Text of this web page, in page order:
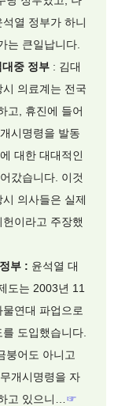
열 정부가 하니
는 큰일납니다.
중 정부 : 김대
의료계는 전국
고, 휴진에 들어
시명령을 발동
대한 대대적인
갔습니다. 이것
의사들은 실제
이라고 주장했
부 : 윤석열 대
도는 2003년 11
연대 파업으로
도입했습니다.
붕어도 아니고
개시명령을 자
고 있으니
☞